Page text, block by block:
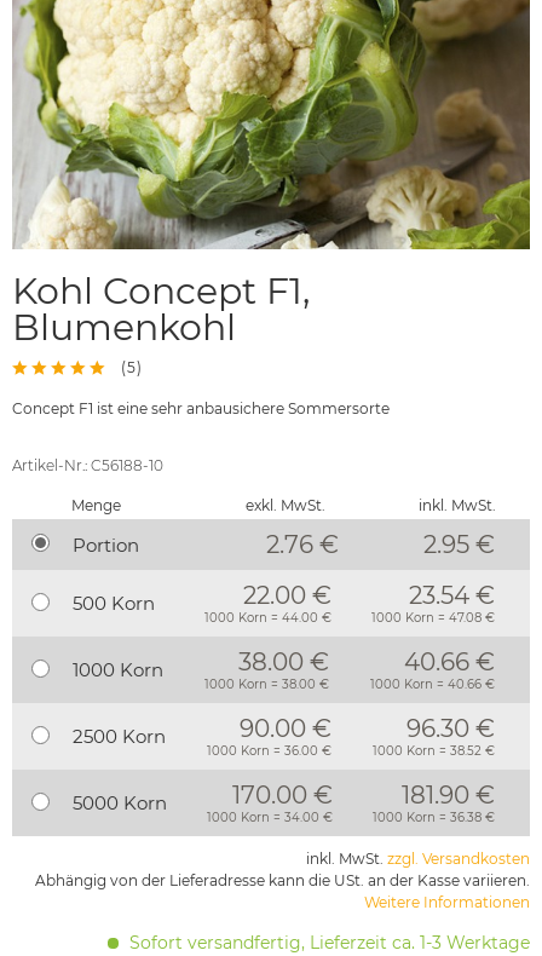
Kohl Concept F1,
Blumenkohl
(5)
Concept F1 ist eine sehr anbausichere Sommersorte
Artikel-Nr.: C56188-10
Menge exkl. MwSt. inkl. MwSt.
Portion 2.76 € 2.95 €
500 Korn 22.00 €
1000 Korn = 44.00 €
23.54 €
1000 Korn = 47.08 €
1000 Korn 38.00 €
1000 Korn = 38.00 €
40.66 €
1000 Korn = 40.66 €
2500 Korn 90.00 €
1000 Korn = 36.00 €
96.30 €
1000 Korn = 38.52 €
5000 Korn 170.00 €
1000 Korn = 34.00 €
181.90 €
1000 Korn = 36.38 €
inkl. MwSt. zzgl. Versandkosten
Abhängig von der Lieferadresse kann die USt. an der Kasse variieren.
Weitere Informationen
Sofort versandfertig, Lieferzeit ca. 1-3 Werktage